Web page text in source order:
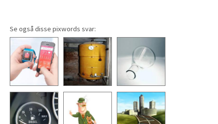
Se også disse pixwords svar: